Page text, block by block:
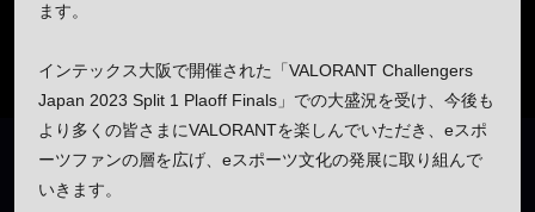
ます。
インテックス大阪で開催された「VALORANT Challengers
Japan 2023 Split 1 Plaoff Finals」での大盛況を受け、今後も
より多くの皆さまにVALORANTを楽しんでいただき、eスポ
ーツファンの層を広げ、eスポーツ文化の発展に取り組んで
いきます。